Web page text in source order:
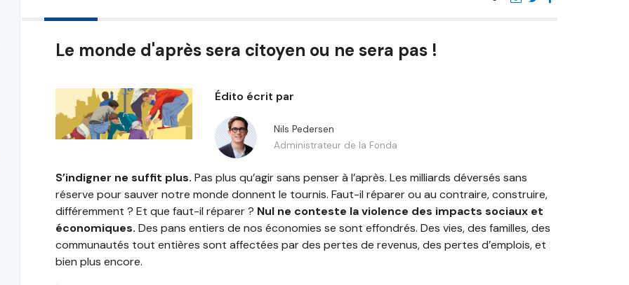
Le monde d'après sera citoyen ou ne sera pas !
Édito écrit par
Nils Pedersen
Administrateur de la Fonda
S’indigner ne suffit plus. Pas plus qu’agir sans penser à l’après. Les milliards déversés sans
réserve pour sauver notre monde donnent le tournis. Faut-il réparer ou au contraire, construire,
différemment ? Et que faut-il réparer ? Nul ne conteste la violence des impacts sociaux et
économiques. Des pans entiers de nos économies se sont effondrés. Des vies, des familles, des
communautés tout entières sont affectées par des pertes de revenus, des pertes d’emplois, et
bien plus encore.